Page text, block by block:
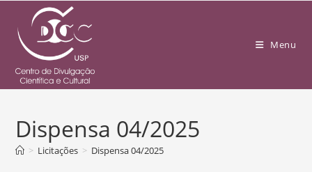
Menu
Dispensa 04/2025
> Licitações > Dispensa 04/2025